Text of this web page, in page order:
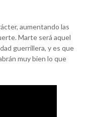
aumentando las
Marte será aquel
guerrillera, y es que
muy bien lo que